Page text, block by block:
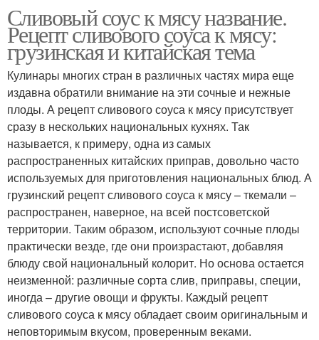
Сливовый соус к мясу название.
Рецепт сливового соуса к мясу:
грузинская и китайская тема
Кулинары многих стран в различных частях мира еще
издавна обратили внимание на эти сочные и нежные
плоды. А рецепт сливового соуса к мясу присутствует
сразу в нескольких национальных кухнях. Так
называется, к примеру, одна из самых
распространенных китайских приправ, довольно часто
используемых для приготовления национальных блюд. А
грузинский рецепт сливового соуса к мясу – ткемали –
распространен, наверное, на всей постсоветской
территории. Таким образом, используют сочные плоды
практически везде, где они произрастают, добавляя
блюду свой национальный колорит. Но основа остается
неизменной: различные сорта слив, приправы, специи,
иногда – другие овощи и фрукты. Каждый рецепт
сливового соуса к мясу обладает своим оригинальным и
неповторимым вкусом, проверенным веками.